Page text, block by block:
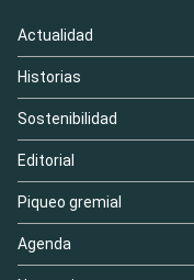
Actualidad
Historias
Sostenibilidad
Editorial
Piqueo gremial
Agenda